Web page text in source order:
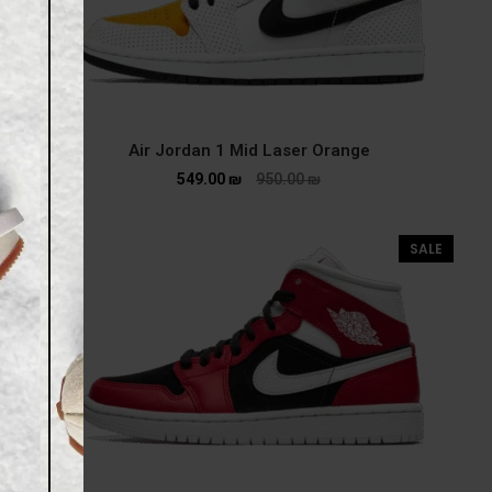
Air Jordan 1 Mid Laser Orange
950.00₪
549.00 ₪
SALE